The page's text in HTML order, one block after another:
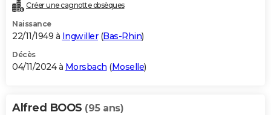
Créer une cagnotte obsèques
Naissance
22/11/1949 à Ingwiller(Bas-Rhin)
Décès
04/11/2024 à Morsbach (Moselle)
Alfred BOOS (95 ans)